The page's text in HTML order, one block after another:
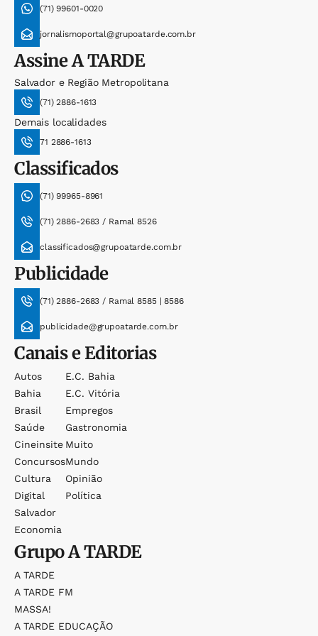
(71) 99601-0020
jornalismoportal@grupoatarde.com.br
AssineA TARDE
Salvador e Região Metropolitana
(71) 2886-1613
Demais localidades
71 2886-1613
Classificados
(71) 99965-8961
(71) 2886-2683 / Ramal 8526
classificados@grupoatarde.com.br
Publicidade
(71) 2886-2683 / Ramal 8585 | 8586
publicidade@grupoatarde.com.br
Canais e Editorias
Autos
Bahia
Brasil
Saúde
Cineinsite
Concursos
Cultura
Digital
Salvador
Economia
E.c. Bahia
E.c. Vitória
Empregos
Gastronomia
Muito
Mundo
Opinião
Política
GrupoA TARDE
A TARDE
A TARDE FM
MASSA!
A TARDE EDUCAÇÃO